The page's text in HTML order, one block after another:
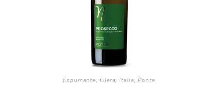
Espumante, Glera,Italia,Ponte